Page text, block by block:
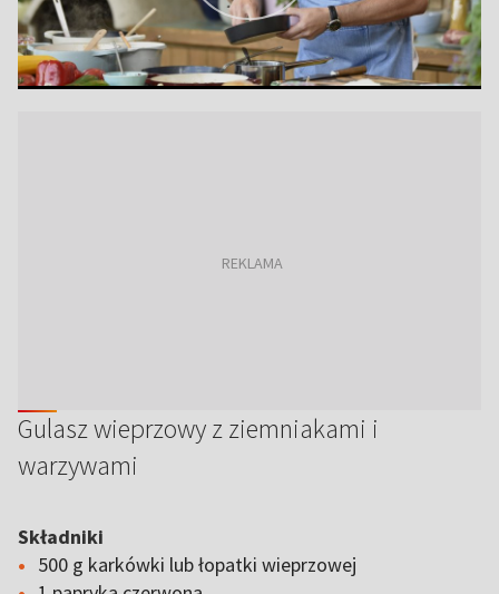
Gulasz wieprzowy z ziemniakami i
warzywami
Składniki
500 g karkówki lub łopatki wieprzowej